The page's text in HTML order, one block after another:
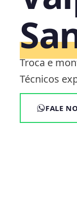
Troca e
Técnicos
FALE